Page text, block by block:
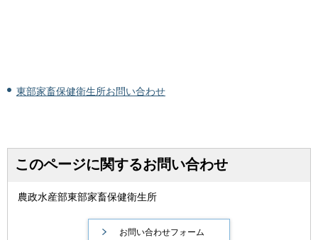
東部家畜保健衛生所お問い合わせ
このページに関するお問い合わせ
農政水産部東部家畜保健衛生所